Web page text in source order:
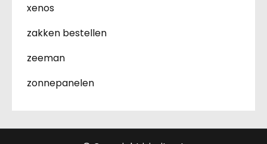
xenos
zakken bestellen
zeeman
zonnepanelen